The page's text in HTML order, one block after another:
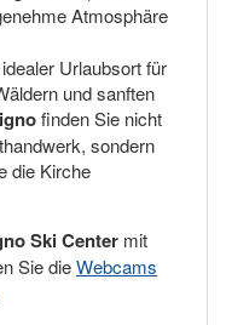
Atmosphäre
Urlaubsort für
und sanften
finden Sie nicht
sondern
die Kirche
Ski Center mit
Sie dieWebcams